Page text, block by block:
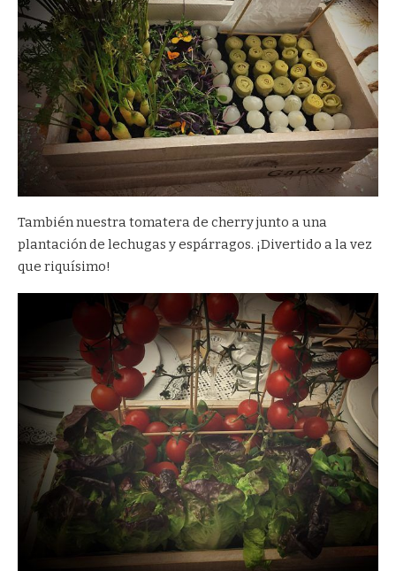
También nuestra tomatera de cherry junto a una
plantación de lechugas y espárragos. ¡Divertido a la vez
que riquísimo!